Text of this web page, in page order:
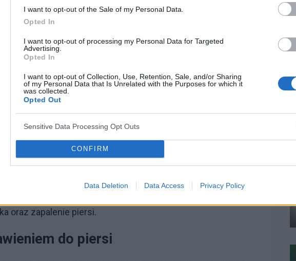
I want to opt-out of the Sale of my Personal Data.
Opted In
I want to opt-out of processing my Personal Data for Targeted
Advertising.
Opted In
I want to opt-out of Collection, Use, Retention, Sale, and/or Sharing
of my Personal Data that Is Unrelated with the Purposes for which it
was collected.
Opted Out
Sensitive Data Processing Opt Outs
CONFIRM
Data Deletion Data Access Privacy Policy
w gruczołach piersiowych, który jest stymulowany przez
Prolaktyna odpowiada za produkcję mleka,
za wypływ mleka. Proces ten jest inicjowany po
ciążowych spada, a zaczyna rosnąć poziom prolaktyny.
z laktacją
problemy z laktacją, które mogą utrudniać karmienie
należą trudności z przystawieniem do piersi, niedobór
oraz zapalenie piersi.
do piersi